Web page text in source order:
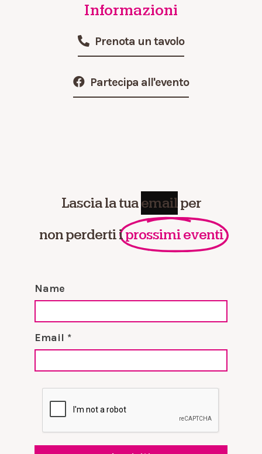
Informazioni
Prenota un tavolo
Partecipa all'evento
Lascia la tuaemailper
non perderti iprossimi eventi
Name
Email *